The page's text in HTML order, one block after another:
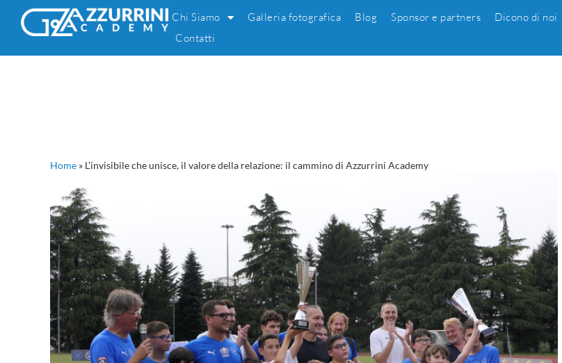
Chi Siamo Galleria fotografica Blog Sponsor e partners Dicono di noi
Contatti
Home » L’invisibile che unisce, il valore della relazione: il cammino di Azzurrini Academy